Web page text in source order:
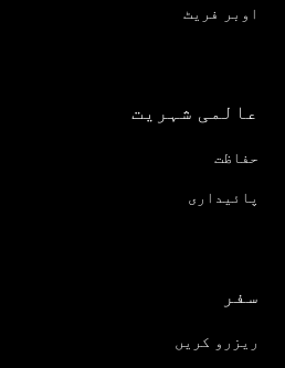
اوبر فریٹ
عالمی شہریت
حفاظت
پائیداری
سفر
ریزرو کریں